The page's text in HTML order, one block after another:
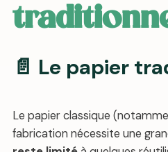
📄 Le papier
Le papier classique
fabrication nécessite une